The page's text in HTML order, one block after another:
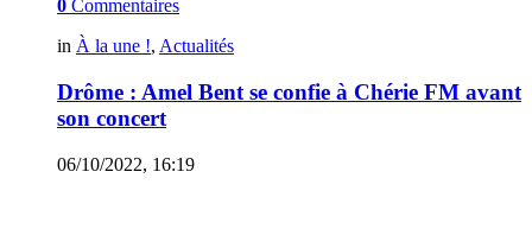
0 Commentaires
in À la une !, Actualités
Drôme : Amel Bent se confie à Chérie FM avant
son concert
06/10/2022, 16:19